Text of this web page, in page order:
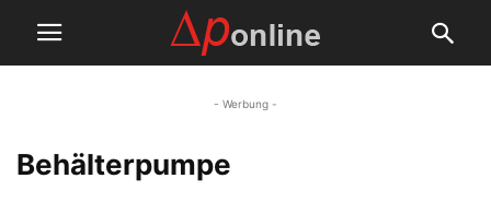
- Werbung -
Behälterpumpe